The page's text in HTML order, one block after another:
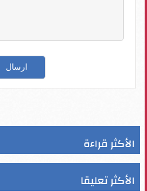
الأكثر قراءة
الأكثر تعليقا